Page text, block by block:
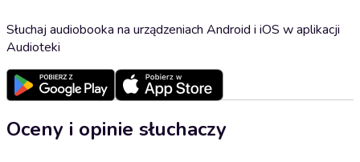
Słuchaj audiobooka na urządzeniach Android i iOS w aplikacji
Audioteki
Oceny i opinie słuchaczy